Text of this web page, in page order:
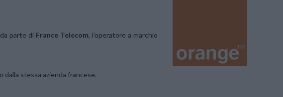
parte di France Telecom, l’operatore a marchio
dalla stessa azienda francese.